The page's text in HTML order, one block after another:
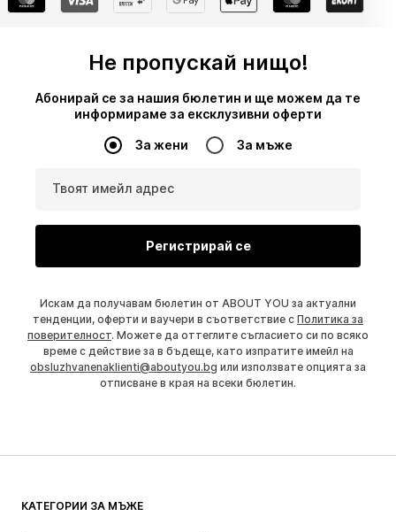
Не пропускай нищо!
Абонирай се за нашия бюлетин и ще можем да те
информираме за ексклузивни оферти
За жени За мъже
Твоят имейл адрес
Регистрирай се
Искам да получавам бюлетин от ABOUT YOU за актуални
тенденции, оферти и ваучери в съответствие с Политика за
поверителност. Можете да оттеглите съгласието си по всяко
време с действие за в бъдеще, като изпратите имейл на
obsluzhvanenaklienti@aboutyou.bg или използвате опцията за
отписване в края на всеки бюлетин.
КАТЕГОРИИ ЗА МЪЖЕ